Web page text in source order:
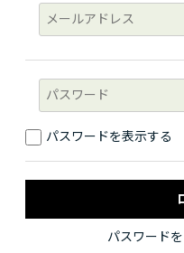
パスワードを表示する
パスワード